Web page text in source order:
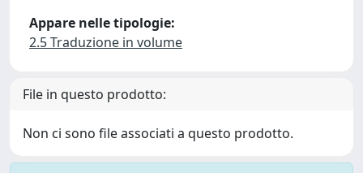
Appare nelle tipologie:
2.5 Traduzione in volume
File in questo prodotto:
Non ci sono file associati a questo prodotto.